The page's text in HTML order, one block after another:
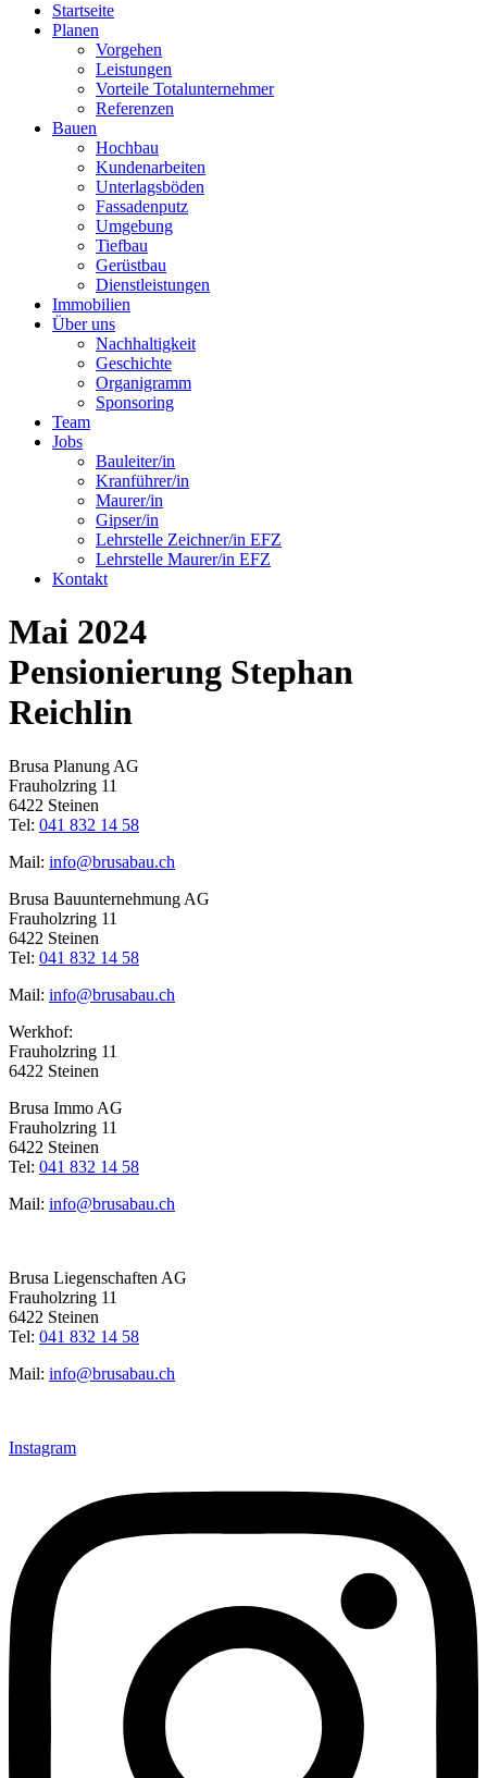
Startseite
Planen
Vorgehen
Leistungen
Vorteile Totalunternehmer
Referenzen
Bauen
Hochbau
Kundenarbeiten
Unterlagsböden
Fassadenputz
Umgebung
Tiefbau
Gerüstbau
Dienstleistungen
Immobilien
Über uns
Nachhaltigkeit
Geschichte
Organigramm
Sponsoring
Team
Jobs
Bauleiter/in
Kranführer/in
Maurer/in
Gipser/in
Lehrstelle Zeichner/in EFZ
Lehrstelle Maurer/in EFZ
Kontakt
Mai 2024
Pensionierung Stephan
Reichlin
Brusa Planung AG
Frauholzring 11
6422 Steinen
Tel: 041 832 14 58
Mail: info@brusabau.ch
Brusa Bauunternehmung AG
Frauholzring 11
6422 Steinen
Tel: 041 832 14 58
Mail: info@brusabau.ch
Werkhof:
Frauholzring 11
6422 Steinen
Brusa Immo AG
Frauholzring 11
6422 Steinen
Tel: 041 832 14 58
Mail: info@brusabau.ch
Brusa Liegenschaften AG
Frauholzring 11
6422 Steinen
Tel: 041 832 14 58
Mail: info@brusabau.ch
Instagram